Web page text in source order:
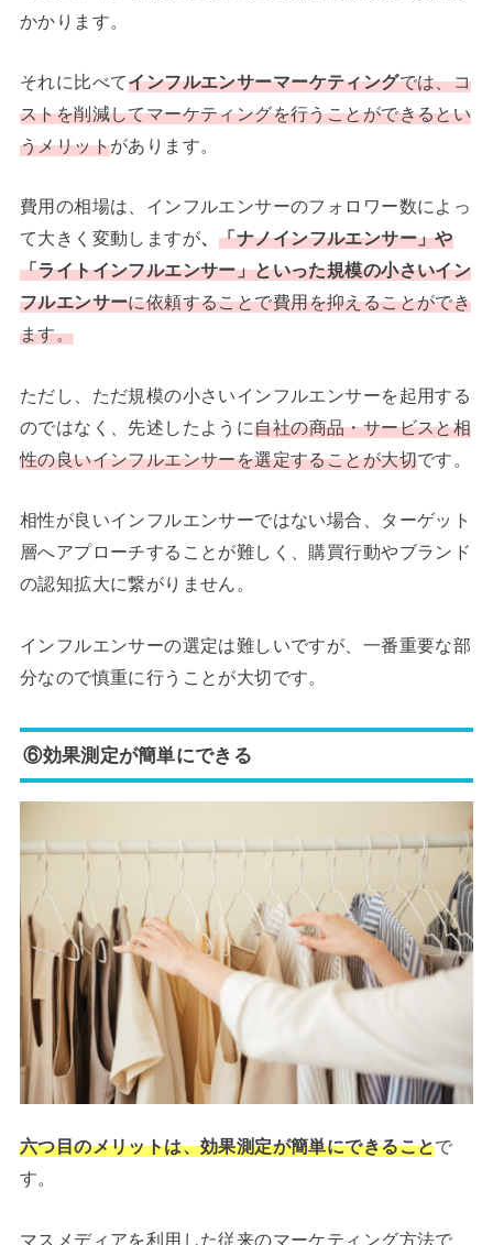
かかります。
それに比べてインフルエンサーマーケティングでは、コ
ストを削減してマーケティングを行うことができるとい
うメリットがあります。
費用の相場は、インフルエンサーのフォロワー数によっ
て大きく変動しますが、 「ナノインフルエンサー」や
「ライトインフルエンサー」といった規模の小さいイン
フルエンサーに依頼することで費用を抑えることができ
ます。
ただし、ただ規模の小さいインフルエンサーを起用する
のではなく、先述したように自社の商品・サービスと相
性の良いインフルエンサーを選定することが大切です。
相性が良いインフルエンサーではない場合、ターゲット
層へアプローチすることが難しく、購買行動やブランド
の認知拡大に繋がりません。
インフルエンサーの選定は難しいですが、一番重要な部
分なので慎重に行うことが大切です。
⑥効果測定が簡単にできる
六つ目のメリットは、効果測定が簡単にできることで
す。
マスメディアを利用した従来のマーケティング方法で